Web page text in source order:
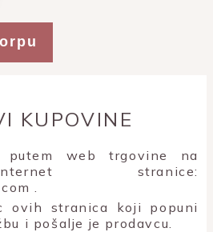
KUPOVINE
putem web trgovine na
stranice:
ovih stranica koji popuni
i pošalje je prodavcu.